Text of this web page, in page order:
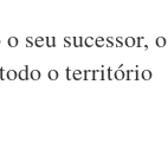
seu sucessor, o
o território